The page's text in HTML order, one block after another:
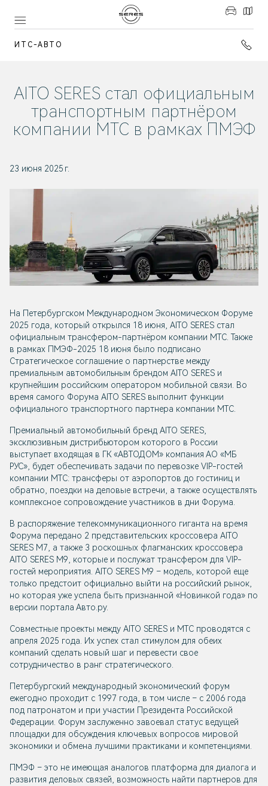
ИТС-АВТО
AITO SERES стал официальным
транспортным партнёром
компании МТС в рамках ПМЭФ
23 июня 2025 г.
На Петербургском Международном Экономическом Форуме
2025 года, который открылся 18 июня, AITO SERES стал
официальным трансфером-партнёром компании МТС. Также
в рамках ПМЭФ-2025 18 июня было подписано
Стратегическое соглашение о партнерстве между
премиальным автомобильным брендом AITO SERES и
крупнейшим российским оператором мобильной связи. Во
время самого Форума AITO SERES выполнит функции
официального транспортного партнера компании МТС.
Премиальный автомобильный бренд AITO SERES,
эксклюзивным дистрибьютором которого в России
выступает входящая в ГК «АВТОДОМ» компания АО «МБ
РУС», будет обеспечивать задачи по перевозке VIP-гостей
компании МТС: трансферы от аэропортов до гостиниц и
обратно, поездки на деловые встречи, а также осуществлять
комплексное сопровождение участников в дни Форума.
В распоряжение телекоммуникационного гиганта на время
Форума передано 2 представительских кроссовера AITO
SERES М7, а также 3 роскошных флагманских кроссовера
AITO SERES М9, которые и послужат трансфером для VIP-
гостей мероприятия. AITO SERES М9 – модель, которой еще
только предстоит официально выйти на российский рынок,
но которая уже успела быть признанной «Новинкой года» по
версии портала Авто.ру.
Совместные проекты между AITO SERES и МТС проводятся с
апреля 2025 года. Их успех стал стимулом для обеих
компаний сделать новый шаг и перевести свое
сотрудничество в ранг стратегического.
Петербургский международный экономический форум
ежегодно проходит с 1997 года, в том числе – с 2006 года
под патронатом и при участии Президента Российской
Федерации. Форум заслуженно завоевал статус ведущей
площадки для обсуждения ключевых вопросов мировой
экономики и обмена лучшими практиками и компетенциями.
ПМЭФ – это не имеющая аналогов платформа для диалога и
развития деловых связей, возможность найти партнеров для